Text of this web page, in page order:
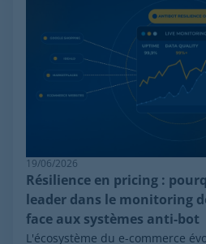
19/06/2026
Résilience en pricing :
leader dans le monitoring
face aux systèmes anti-bot
L'écosystème du e-commerce